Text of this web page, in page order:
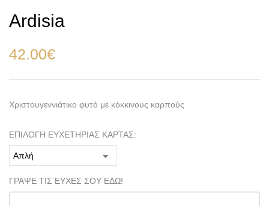
Ardisia
42.00€
Χριστουγεννιάτικο φυτό με κόκκινους καρπούς
ΕΠΙΛΟΓΗ ΕΥΧΕΤΗΡΙΑΣ ΚΑΡΤΑΣ:
ΓΡΑΨΕ ΤΙΣ ΕΥΧΕΣ ΣΟΥ ΕΔΩ!